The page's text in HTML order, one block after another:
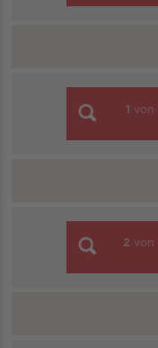
1 von
2 von